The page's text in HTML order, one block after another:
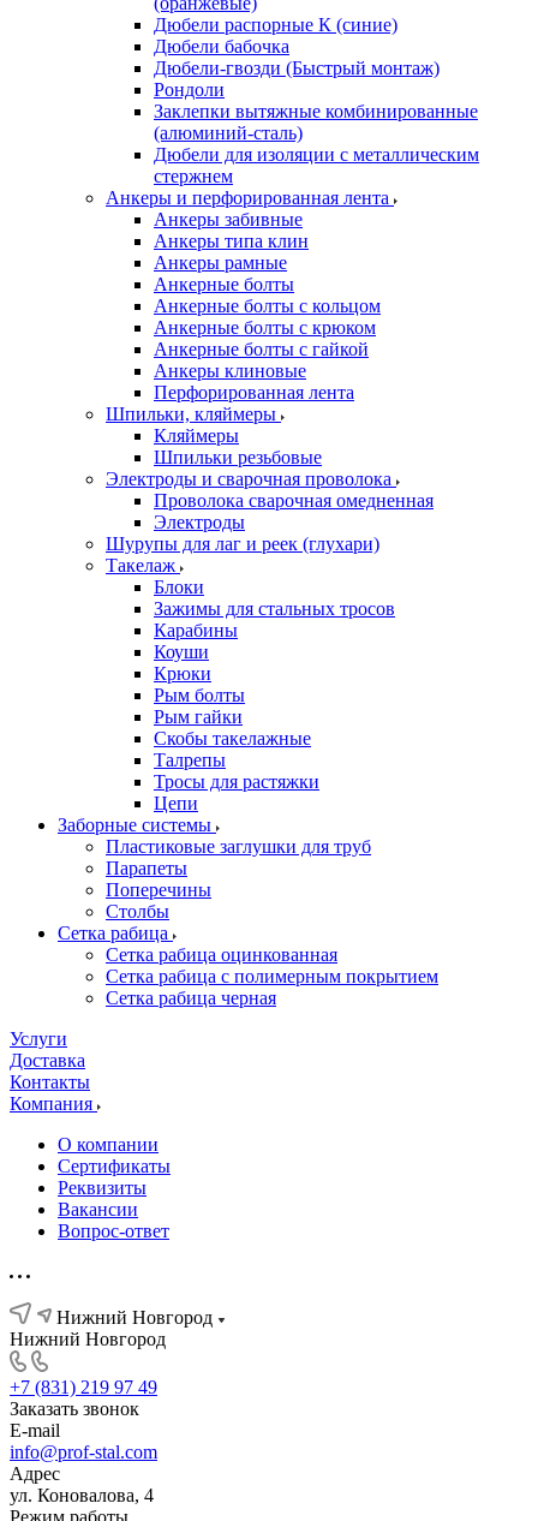
Дюбели распорные К (синие)
Дюбели бабочка
Дюбели-гвозди (Быстрый монтаж)
Рондоли
Заклепки вытяжные комбинированные
(алюминий-сталь)
Дюбели для изоляции с металлическим
стержнем
Анкеры и перфорированная лента
Анкеры забивные
Анкеры типа клин
Анкеры рамные
Анкерные болты
Анкерные болты с кольцом
Анкерные болты с крюком
Анкерные болты с гайкой
Анкеры клиновые
Перфорированная лента
Шпильки, кляймеры
Кляймеры
Шпильки резьбовые
Электроды и сварочная проволока
Проволока сварочная омедненная
Электроды
Шурупы для лаг и реек (глухари)
Такелаж
Блоки
Зажимы для стальных тросов
Карабины
Коуши
Крюки
Рым болты
Рым гайки
Скобы такелажные
Талрепы
Тросы для растяжки
Цепи
Заборные системы
Пластиковые заглушки для труб
Парапеты
Поперечины
Столбы
Сетка рабица
Сетка рабица оцинкованная
Сетка рабица с полимерным покрытием
Сетка рабица черная
Услуги
Доставка
Контакты
Компания
О компании
Сертификаты
Реквизиты
Вакансии
Вопрос-ответ
Нижний Новгород
Нижний Новгород
+7 (831) 219 97 49
Заказать звонок
E-mail
info@prof-stal.com
Адрес
ул. Коновалова, 4
Режим работы